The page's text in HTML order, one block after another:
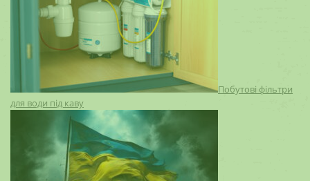
Побутові фільтри
для води під каву